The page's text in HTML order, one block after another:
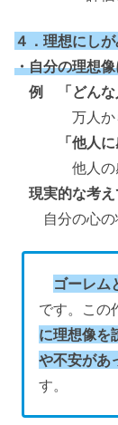
４．理想にし
・自分の理想
例 「どんな
万人から好
「他人
他人の感謝
現実的な考
自分の心の
ゴーレム
です。この
に理想像を
や不安があ
す。